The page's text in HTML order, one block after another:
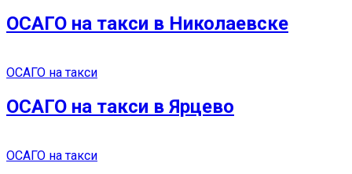
ОСАГО на такси в Николаевске
ОСАГО на такси
ОСАГО на такси в Ярцево
ОСАГО на такси